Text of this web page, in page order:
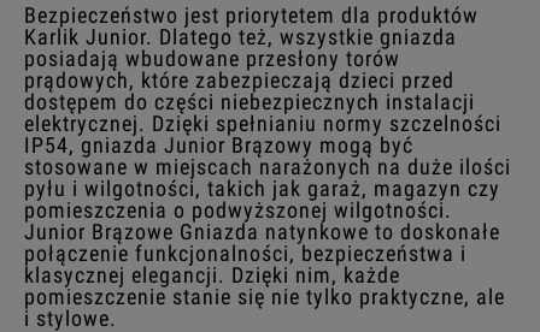
Bezpieczeństwo jest priorytetem dla produktów
Karlik Junior. Dlatego też, wszystkie gniazda
posiadają wbudowane przesłony torów
prądowych, które zabezpieczają dzieci przed
dostępem do części niebezpiecznych instalacji
elektrycznej. Dzięki spełnianiu normy szczelności
IP54, gniazda Junior Brązowy mogą być
stosowane w miejscach narażonych na duże ilości
pyłu i wilgotności, takich jak garaż, magazyn czy
pomieszczenia o podwyższonej wilgotności.
Junior Brązowe Gniazda natynkowe to doskonałe
połączenie funkcjonalności, bezpieczeństwa i
klasycznej elegancji. Dzięki nim, każde
pomieszczenie stanie się nie tylko praktyczne, ale
i stylowe.